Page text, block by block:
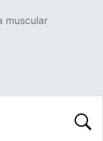
muscular